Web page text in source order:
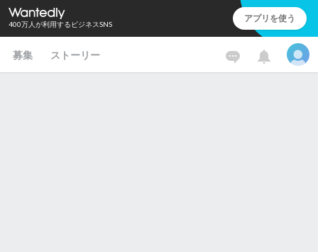
400万人が利用するビジネスSNS アプリを使う
募集 ストーリー